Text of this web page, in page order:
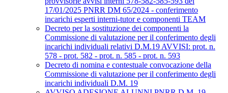
17/01/2025 PNRR DM 65/2024 - conferimento
incarichi esperti interni-tutor e componenti TEAM
Decreto per la sostituzione dei componenti la
Commissione di valutazione per il conferimento degli
incarichi individuali relativi D.M.19 AVVISI: prot. n.
578 - prot. 582 - prot. n. 585 - prot. n. 593
Decreto di nomina e contestuale convocazione della
Commissione di valutazione per il conferimento degli
incarichi individuali D.M. 19